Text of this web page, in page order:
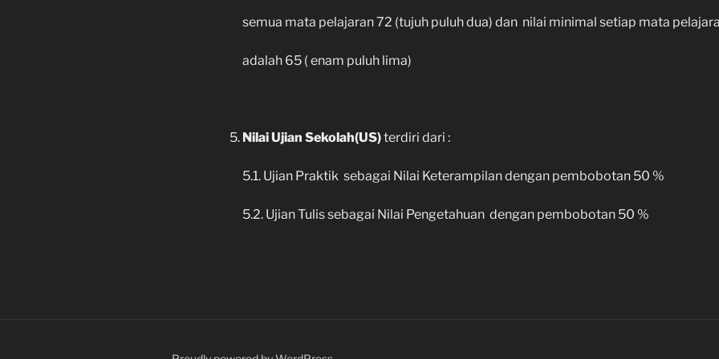
semua mata pelajaran 72 (tujuh puluh dua) dan nilai minimal setiap mata
adalah 65 ( enam puluh lima)
Nilai Ujian Sekolah(US)terdiri dari :
5.1. Ujian Praktik sebagai Nilai Keterampilan dengan pembobotan 50 %
5.2. Ujian Tulis sebagai Nilai Pengetahuan dengan pembobotan 50 %